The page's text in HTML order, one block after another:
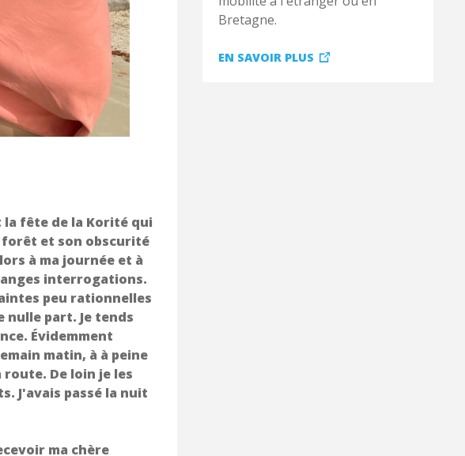
la fête de la Korité qui
forêt et son obscurité
à ma journée et à
interrogations.
peu rationnelles
nulle part. Je tends
Évidemment
matin, à à peine
De loin je les
J'avais passé la nuit
ma chère
Bretagne.
EN SAVOIR PLUS